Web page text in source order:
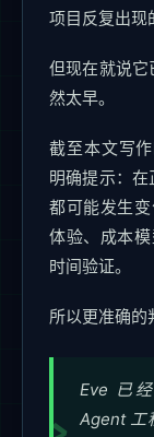
项目反复出现
但现在就说
然太早。
截至本文写
明确提示：
都可能发生
体验、成本
时间验证。
所以更准确的
Eve 已
Agent 工